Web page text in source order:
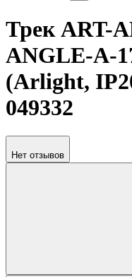
Трек ART-
ANGLE-A-
(Arlight,
049332
Нет отзывов